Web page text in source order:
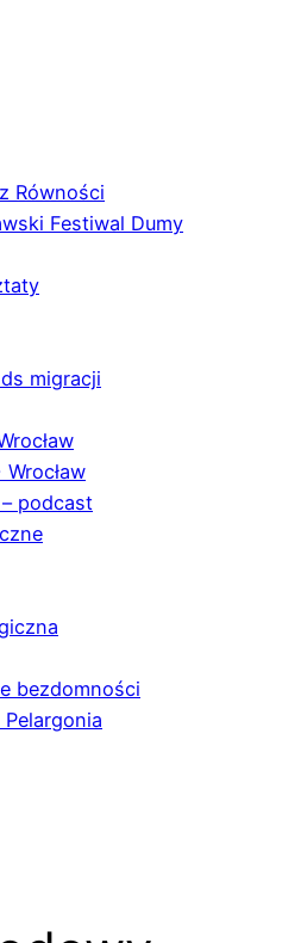
Równości
Festiwal Dumy
migracji
podcast
bezdomności
Pelargonia